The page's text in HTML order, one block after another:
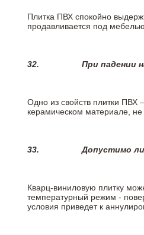
Плитка ПВХ спокойно
продавливается под
32. При падении
Одно из свойств плитки ПВХ
керамическом материале, не
33.Допустимо
Кварц-виниловую плитку
температурный режим -
условия приведет к